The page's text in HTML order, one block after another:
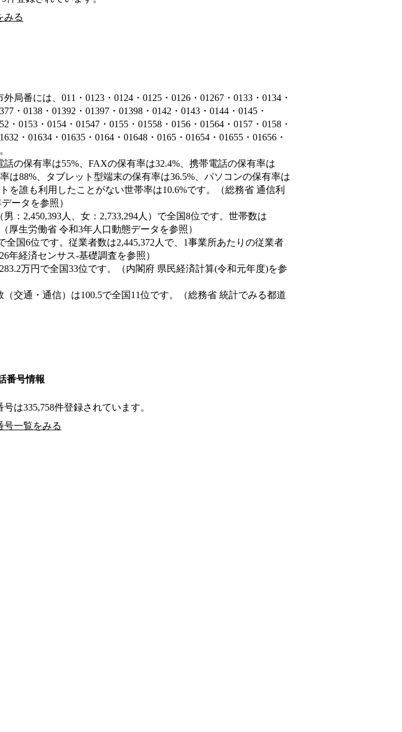
みる
局番には、011・0123・0124・0125・0126・01267・0133・0134・
・0138・01392・01397・01398・0142・0143・0144・0145・
・0153・0154・01547・0155・01558・0156・01564・0157・0158・
・01634・01635・0164・01648・0165・01654・01655・01656・
の保有率は55%、FAXの保有率は32.4%、携帯電話の保有率は
は88%、タブレット型端末の保有率は36.5%、パソコンの保有率は
を誰も利用したことがない世帯率は10.6%です。（総務省 通信利
ータを参照）
：2,450,393人、女：2,733,294人）で全国8位です。世帯数は
厚生労働省 令和3年人口動態データを参照）
全国6位です。従業者数は2,445,372人で、1事業所あたりの従業者
年経済センサス‐基礎調査を参照）
万円で全国33位です。（内閣府 県民経済計算(令和元年度)を参
交通・通信）は100.5で全国11位です。（総務省 統計でみる都道
番号情報
は335,758件登録されています。
号一覧をみる